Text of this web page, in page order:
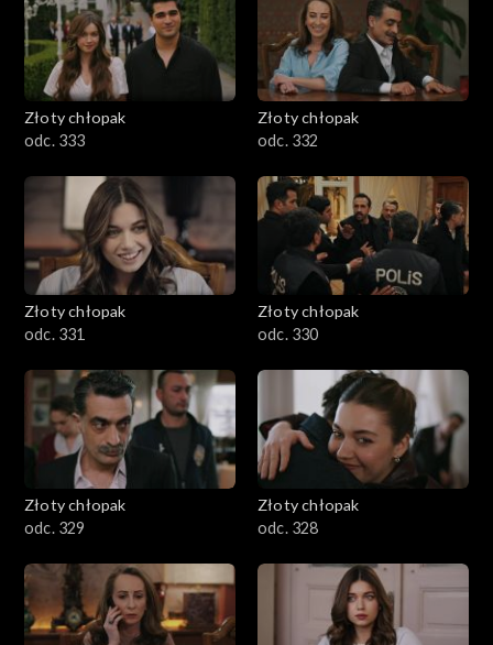
Złoty chłopak
odc. 333
Złoty chłopak
odc. 332
Złoty chłopak
odc. 331
Złoty chłopak
odc. 330
Złoty chłopak
odc. 329
Złoty chłopak
odc. 328